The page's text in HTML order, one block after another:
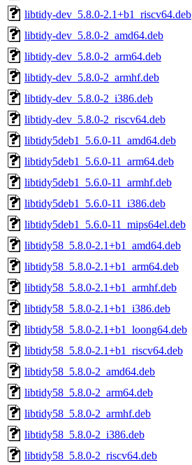
libtidy-dev_5.8.0-2.1+b1_riscv64.deb
libtidy-dev_5.8.0-2_amd64.deb
libtidy-dev_5.8.0-2_arm64.deb
libtidy-dev_5.8.0-2_armhf.deb
libtidy-dev_5.8.0-2_i386.deb
libtidy-dev_5.8.0-2_riscv64.deb
libtidy5deb1_5.6.0-11_amd64.deb
libtidy5deb1_5.6.0-11_arm64.deb
libtidy5deb1_5.6.0-11_armhf.deb
libtidy5deb1_5.6.0-11_i386.deb
libtidy5deb1_5.6.0-11_mips64el.deb
libtidy58_5.8.0-2.1+b1_amd64.deb
libtidy58_5.8.0-2.1+b1_arm64.deb
libtidy58_5.8.0-2.1+b1_armhf.deb
libtidy58_5.8.0-2.1+b1_i386.deb
libtidy58_5.8.0-2.1+b1_loong64.deb
libtidy58_5.8.0-2.1+b1_riscv64.deb
libtidy58_5.8.0-2_amd64.deb
libtidy58_5.8.0-2_arm64.deb
libtidy58_5.8.0-2_armhf.deb
libtidy58_5.8.0-2_i386.deb
libtidy58_5.8.0-2_riscv64.deb